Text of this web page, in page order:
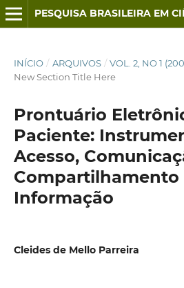
INÍCIO / ARQUIVOS / VOL. 2, NO 1
New Section Title Here
Prontuário
Paciente:
Acesso,
Compartilhamento
Informação
Cleides de Mello Parreira